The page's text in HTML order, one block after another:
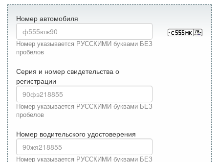
Номер автомобиля
Номер указывается РУССКИМИ буквами БЕЗ
пробелов
Серия и номер свидетельства о
регистрации
Номер указывается РУССКИМИ буквами БЕЗ
пробелов
Номер водительского удостоверения
Номер указывается РУССКИМИ буквами БЕЗ